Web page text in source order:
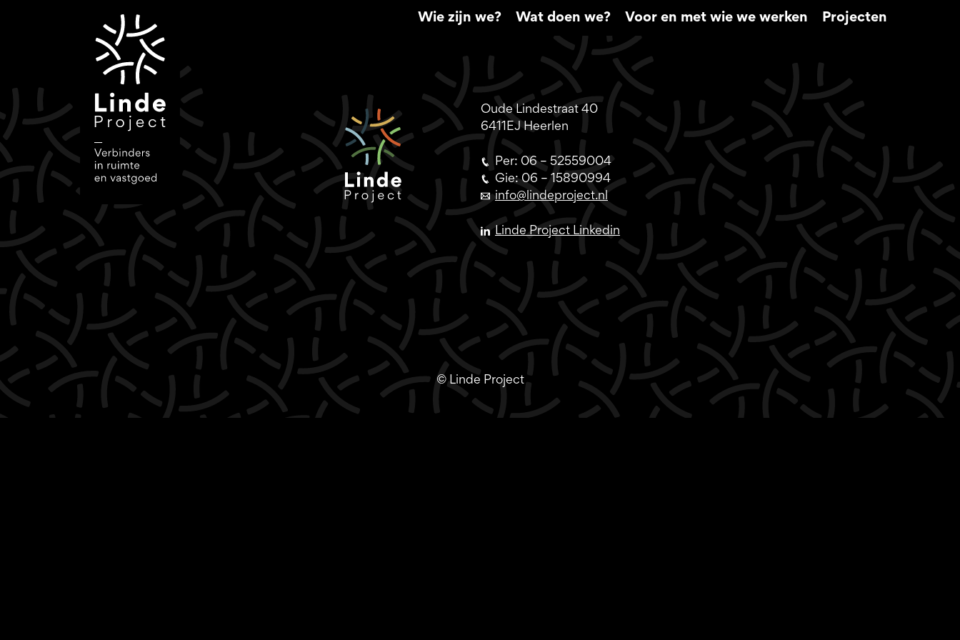
Wie zijn we? Wat doen we? Voor en met wie we werken Projecten
Oude Lindestraat 40
6411EJ Heerlen
Per: 06 – 52559004
Gie: 06 – 15890994
info@lindeproject.nl
Linde Project Linkedin
© Linde Project